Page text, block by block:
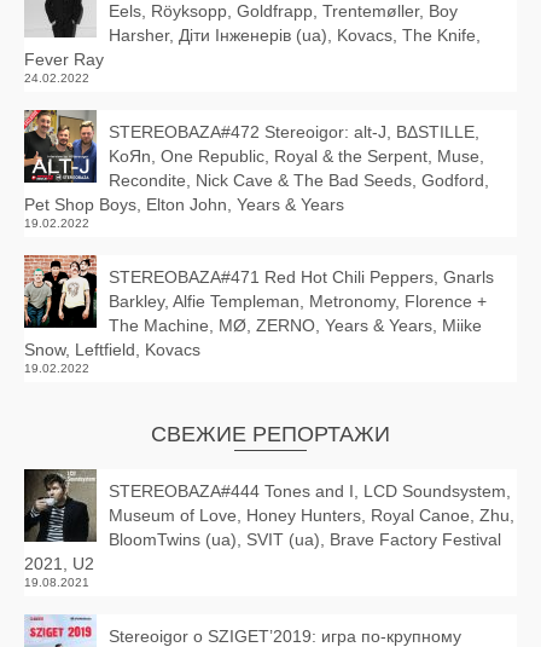
Eels, Röyksopp, Goldfrapp, Trentemøller, Boy
Harsher, Діти Інженерів (ua), Kovacs, The Knife,
Fever Ray
24.02.2022
STEREOBAZA#472 Stereoigor: alt‑J, BΔSTILLE,
KoЯn, One Republic, Royal & the Serpent, Muse,
Recondite, Nick Cave & The Bad Seeds, Godford,
Pet Shop Boys, Elton John, Years & Years
19.02.2022
STEREOBAZA#471 Red Hot Chili Peppers, Gnarls
Barkley, Alfie Templeman, Metronomy, Florence +
The Machine, MØ, ZERNO, Years & Years, Miike
Snow, Leftfield, Kovacs
19.02.2022
СВЕЖИЕ РЕПОРТАЖИ
STEREOBAZA#444 Tones and I, LCD Soundsystem,
Museum of Love, Honey Hunters, Royal Canoe, Zhu,
BloomTwins (ua), SVIT (ua), Brave Factory Festival
2021, U2
19.08.2021
Stereoigor о SZIGET’2019: игра по-крупному